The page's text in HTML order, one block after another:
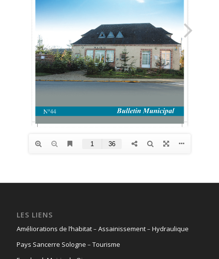
LES LIENS
Améliorations de l’habitat– Assainissement– Hydraulique
Pays Sancerre Sologne – Tourisme